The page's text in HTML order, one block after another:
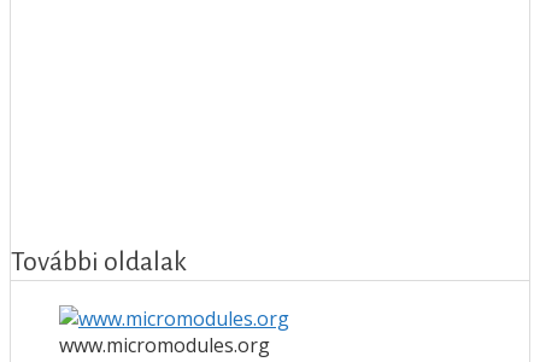
További oldalak
www.micromodules.org